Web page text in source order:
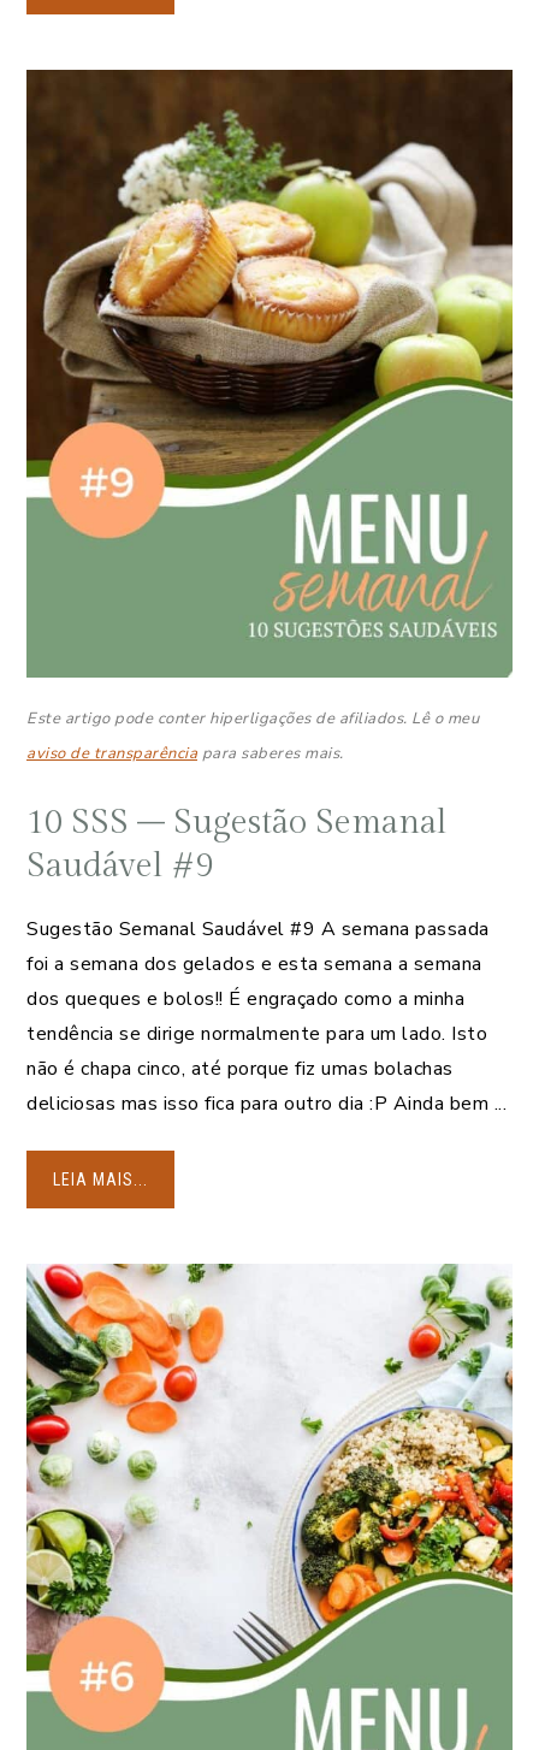
Este artigo pode conter hiperligações de afiliados. Lê o meu
aviso de transparência para saberes mais.
10 SSS – Sugestão Semanal
Saudável #9
Sugestão Semanal Saudável #9 A semana passada
foi a semana dos gelados e esta semana a semana
dos queques e bolos!! É engraçado como a minha
tendência se dirige normalmente para um lado. Isto
não é chapa cinco, até porque fiz umas bolachas
deliciosas mas isso fica para outro dia :P Ainda bem ...
LEIA MAIS...